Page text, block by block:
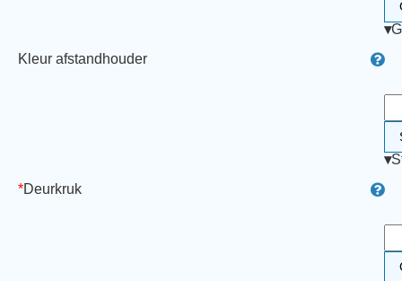
Kleur afstandhouder
▾
*Deurkruk
▾